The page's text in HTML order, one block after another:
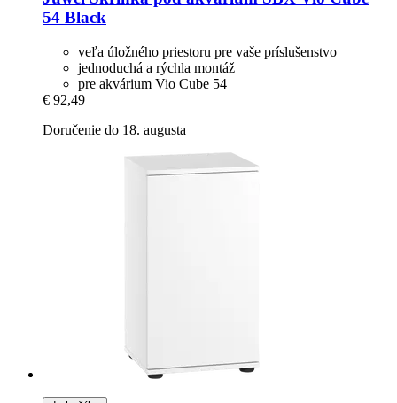
54 Black
veľa úložného priestoru pre vaše príslušenstvo
jednoduchá a rýchla montáž
pre akvárium Vio Cube 54
€ 92,49
Doručenie do 18. augusta